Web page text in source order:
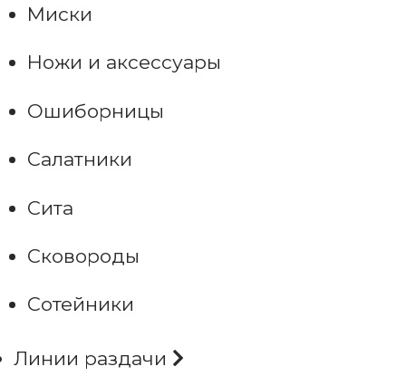
Миски
Ножи и аксессуары
Ошиборницы
Салатники
Сита
Сковороды
Сотейники
Линии раздачи